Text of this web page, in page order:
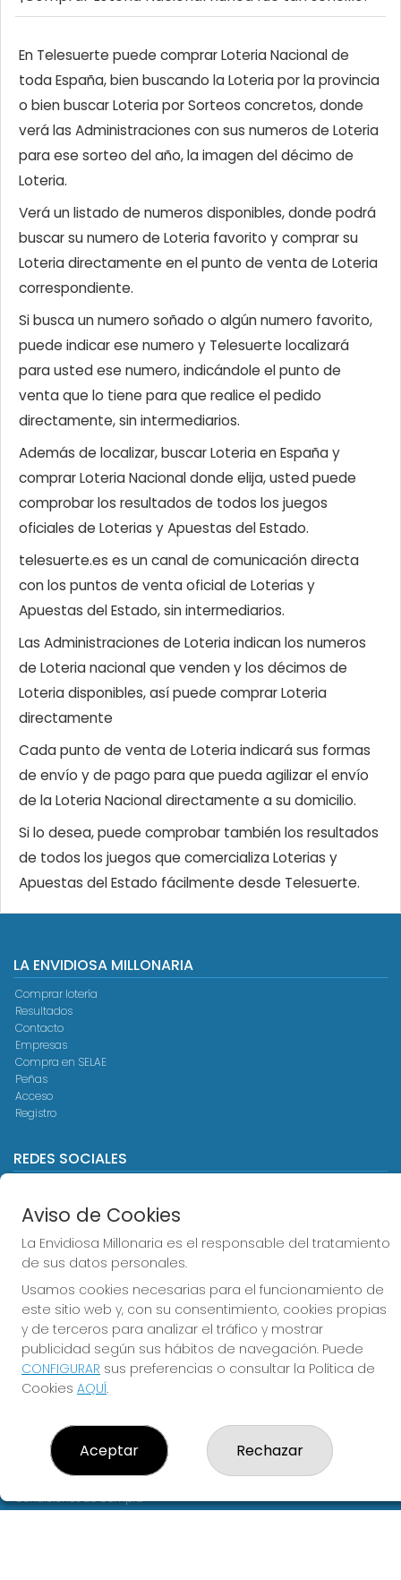
En Telesuerte puede comprar Loteria Nacional de
toda España, bien buscando la Loteria por la provincia
o bien buscar Loteria por Sorteos concretos, donde
verá las Administraciones con sus numeros de Loteria
para ese sorteo del año, la imagen del décimo de
Loteria.
Verá un listado de numeros disponibles, donde podrá
buscar su numero de Loteria favorito y comprar su
Loteria directamente en el punto de venta de Loteria
correspondiente.
Si busca un numero soñado o algún numero favorito,
puede indicar ese numero y Telesuerte localizará
para usted ese numero, indicándole el punto de
venta que lo tiene para que realice el pedido
directamente, sin intermediarios.
Además de localizar, buscar Loteria en España y
comprar Loteria Nacional donde elija, usted puede
comprobar los resultados de todos los juegos
oficiales de Loterias y Apuestas del Estado.
telesuerte.es es un canal de comunicación directa
con los puntos de venta oficial de Loterias y
Apuestas del Estado, sin intermediarios.
Las Administraciones de Loteria indican los numeros
de Loteria nacional que venden y los décimos de
Loteria disponibles, así puede comprar Loteria
directamente
Cada punto de venta de Loteria indicará sus formas
de envío y de pago para que pueda agilizar el envío
de la Loteria Nacional directamente a su domicilio.
Si lo desea, puede comprobar también los resultados
de todos los juegos que comercializa Loterias y
Apuestas del Estado fácilmente desde Telesuerte.
LA ENVIDIOSA MILLONARIA
Comprar lotería
Resultados
Contacto
Empresas
Compra en SELAE
Peñas
Acceso
Registro
REDES SOCIALES
CONTACTO
ADMINISTRACION DE LOTERIAS: 2-MURCIA - RECEPTOR
968215554
pedidosweb@loterialaenvidiosa.com
Arzobispo Simon López, 1
Murcia, 30004
(Murcia) España
Aviso Legal
Política de Privacidad
Política de Cookies
Condiciones de Compra
Aviso de Cookies
La Envidiosa Millonaria es el responsable del tratamiento
de sus datos personales.
Usamos cookies necesarias para el funcionamiento de
este sitio web y, con su consentimiento, cookies propias
y de terceros para analizar el tráfico y mostrar
publicidad según sus hábitos de navegación. Puede
CONFIGURAR sus preferencias o consultar la Política de
Cookies AQUÍ.
Aceptar Rechazar